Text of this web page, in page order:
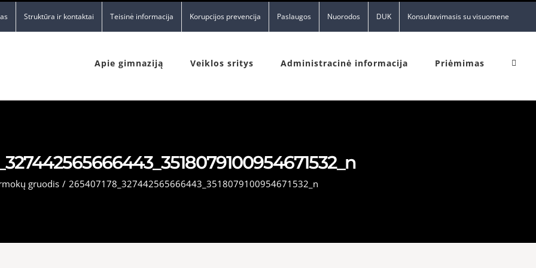
Struktūra ir kontaktai Teisinė informacija Korupcijos prevencija Paslaugos Nuorodos DUK Konsultavimasis su visuomene
Apie gimnaziją Veiklos sritys Administracinė informacija Priėmimas
gruodis / 265407178_327442565666443_3518079100954671532_n